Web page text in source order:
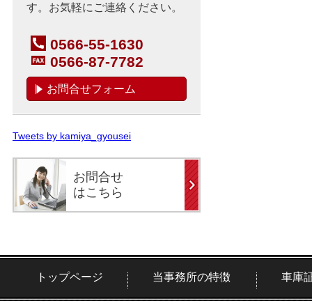
す。お気軽にご連絡ください。
0566-55-1630
0566-87-7782
お問合せフォーム
Tweets by kamiya_gyousei
お問合せ
はこちら
トップページ 当事務所の特徴 車庫